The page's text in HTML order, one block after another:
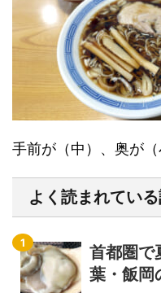
手前が（中）、奥が（
よく読まれてい
首都圏
葉・飯岡